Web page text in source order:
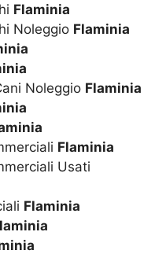
Flaminia
Noleggio Flaminia
Noleggio Flaminia
Flaminia
Usati
Flaminia